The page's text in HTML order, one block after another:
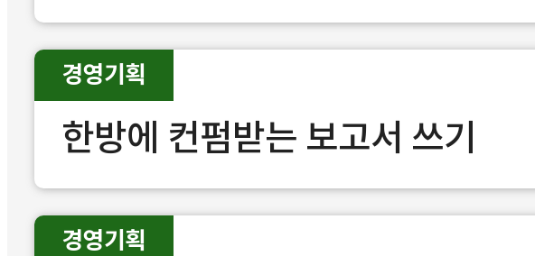
한방에 컨펌받는 보고서 쓰기
경영기획
경영기획